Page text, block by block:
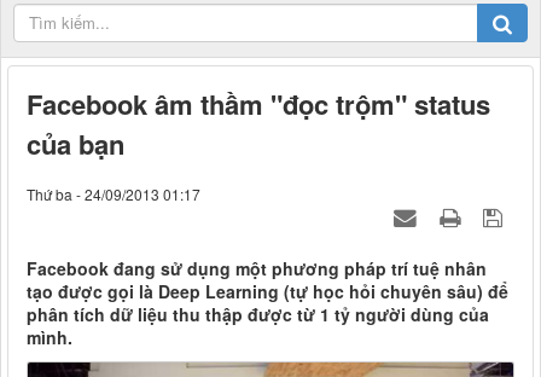
Facebook âm thầm "đọc trộm" status
của bạn
Thứ ba - 24/09/2013 01:17
Facebook đang sử dụng một phương pháp trí tuệ nhân
tạo được gọi là Deep Learning (tự học hỏi chuyên sâu) để
phân tích dữ liệu thu thập được từ 1 tỷ người dùng của
mình.